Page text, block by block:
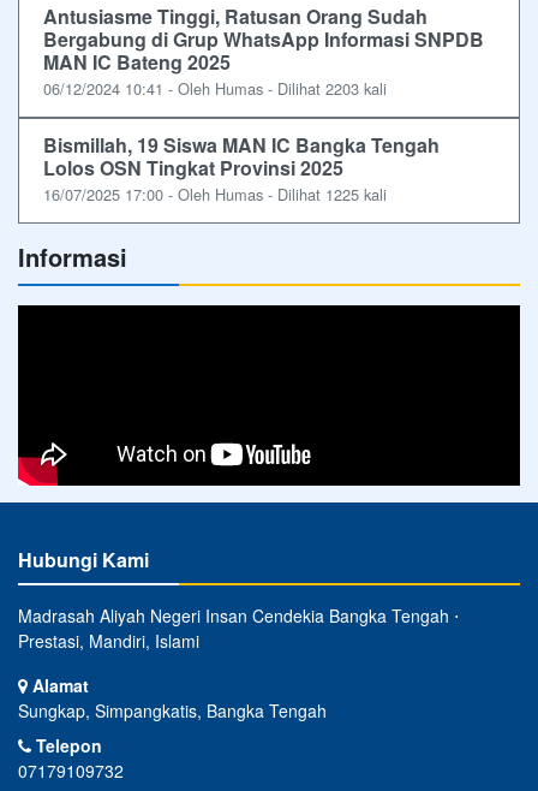
Antusiasme Tinggi, Ratusan Orang Sudah
Bergabung di Grup WhatsApp Informasi SNPDB
MAN IC Bateng 2025
06/12/2024 10:41 - Oleh Humas - Dilihat 2203 kali
Bismillah, 19 Siswa MAN IC Bangka Tengah
Lolos OSN Tingkat Provinsi 2025
16/07/2025 17:00 - Oleh Humas - Dilihat 1225 kali
Informasi
Hubungi Kami
Madrasah Aliyah Negeri Insan Cendekia Bangka Tengah ⋅
Prestasi, Mandiri, Islami
Alamat
Sungkap, Simpangkatis, Bangka Tengah
Telepon
07179109732